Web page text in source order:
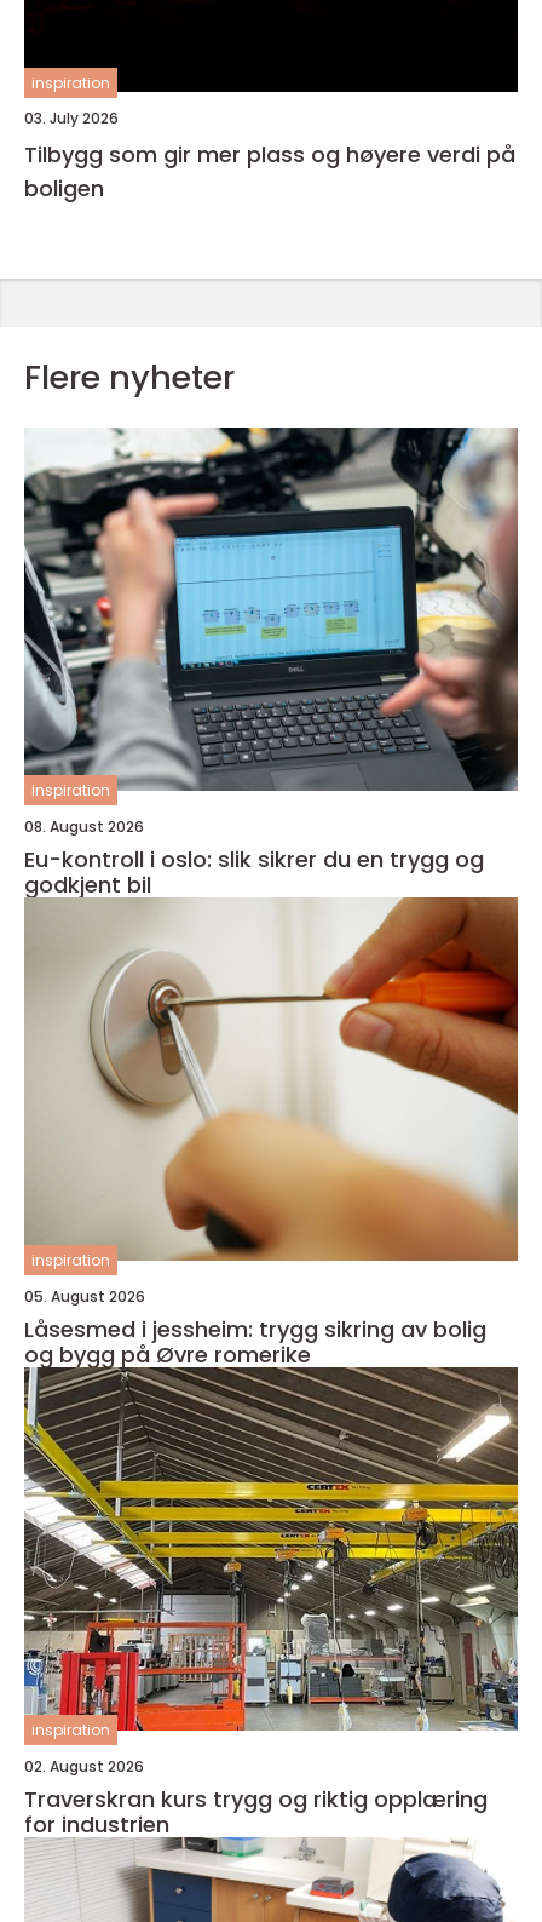
inspiration
03. July 2026
Tilbygg som gir mer plass og høyere verdi på
boligen
Flere nyheter
inspiration
08. August 2026
Eu-kontroll i oslo: slik sikrer du en trygg og
godkjent bil
inspiration
05. August 2026
Låsesmed i jessheim: trygg sikring av bolig
og bygg på Øvre romerike
inspiration
02. August 2026
Traverskran kurs trygg og riktig opplæring
for industrien